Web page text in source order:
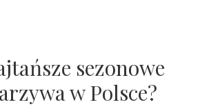
sezonowe
w Polsce?